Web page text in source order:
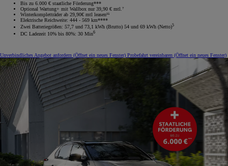
Bis zu 6.000 € staatliche Förderung***
Optional Wartung+ mit Wallbox nur 39,90 € mtl.⁷
Winterkompletträder ab 29,90€ mtl leasen¹⁵
Elektrische Reichweite: 444 - 569 km****
Zwei Batteriegrößen: 57,7 und 73,1 kWh (Brutto) 54 und 69 kWh (Netto)5
DC Ladezeit 10% bis 80%: 30 Min6
Unverbindliches Angebot anfordern (Öffnet ein neues Fenster) Probefahrt vereinbaren (Öffnet ein neues Fenster)